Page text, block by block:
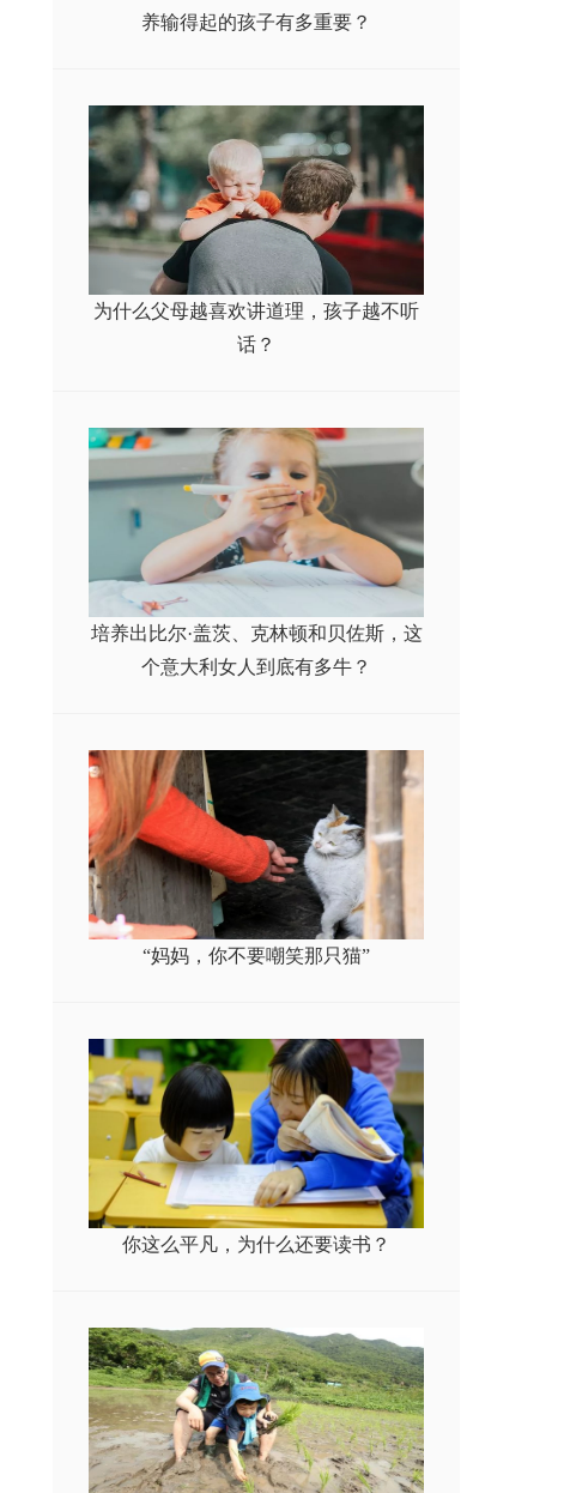
养输得起的孩子有多重要？
为什么父母越喜欢讲道理，孩子越不听
话？
培养出比尔·盖茨、克林顿和贝佐斯，这
个意大利女人到底有多牛？
“妈妈，你不要嘲笑那只猫”
你这么平凡，为什么还要读书？